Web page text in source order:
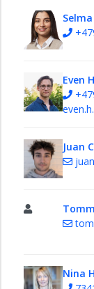
Even
Juan
Nina